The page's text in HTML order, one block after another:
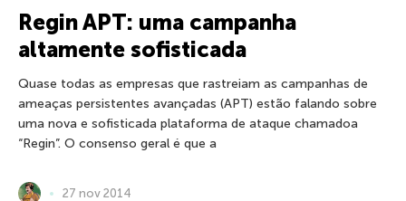
Regin APT: uma campanha
altamente sofisticada
Quase todas as empresas que rastreiam as campanhas de
ameaças persistentes avançadas (APT) estão falando sobre
uma nova e sofisticada plataforma de ataque chamadoa
“Regin”. O consenso geral é que a
27 nov 2014